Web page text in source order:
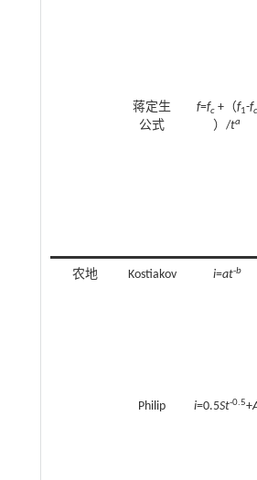
蒋定生
公式
f=fc+（f1-fc
）/ta
农地 Kostiakov i=at-b
Philip i=0.5St-0.5+